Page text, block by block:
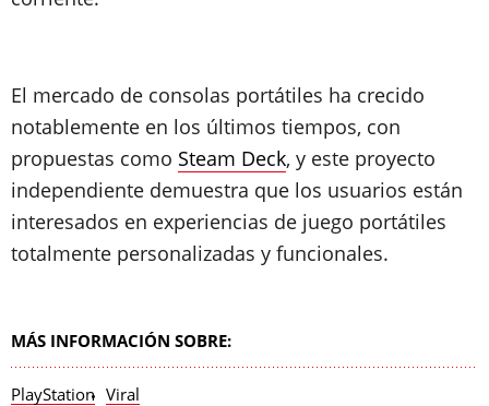
El mercado de consolas portátiles ha crecido
notablemente en los últimos tiempos, con
propuestas como Steam Deck, y este proyecto
independiente demuestra que los usuarios están
interesados en experiencias de juego portátiles
totalmente personalizadas y funcionales.
MÁS INFORMACIÓN SOBRE:
PlayStation Viral